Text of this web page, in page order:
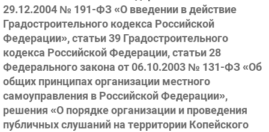
29.12.2004 № 191-ФЗ «О введении в действие
Градостроительного кодекса Российской
Федерации», статьи 39 Градостроительного
кодекса Российской Федерации, статьи 28
Федерального закона от 06.10.2003 № 131-ФЗ «Об
общих принципах организации местного
самоуправления в Российской Федерации»,
решения «О порядке организации и проведения
публичных слушаний на территории Копейского